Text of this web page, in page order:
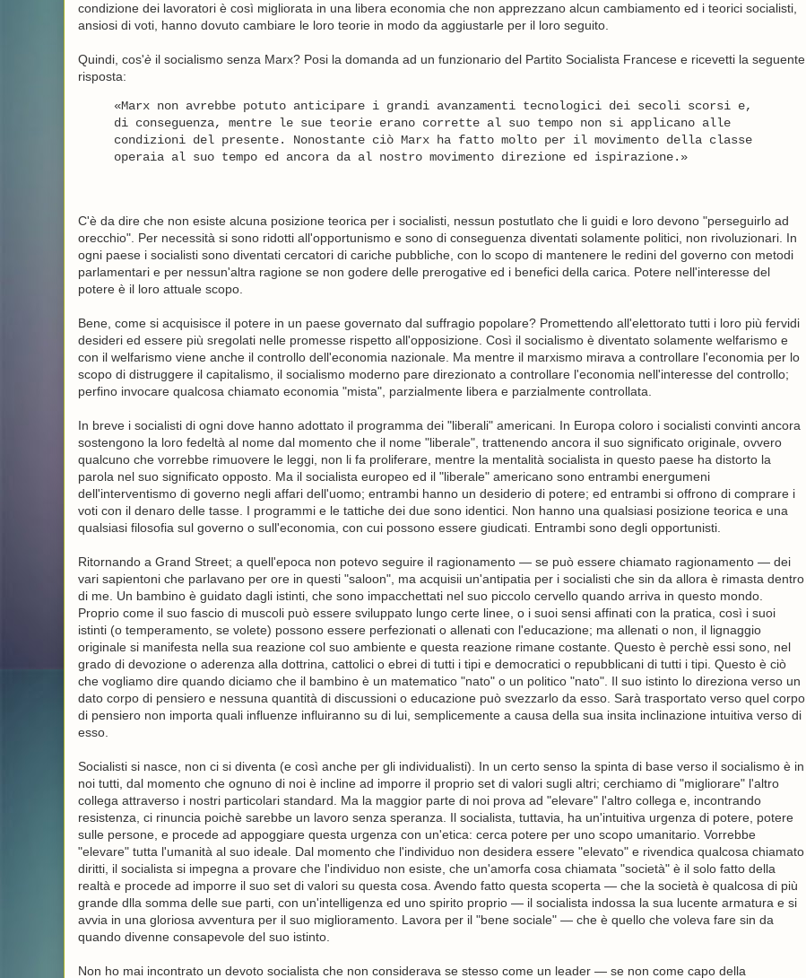
condizione dei lavoratori è così migliorata in una libera economia che non apprezzano alcun cambiamento ed i teorici socialisti,
ansiosi di voti, hanno dovuto cambiare le loro teorie in modo da aggiustarle per il loro seguito.
Quindi, cos'èil socialismo senza Marx? Posi la domanda ad un funzionario del Partito Socialista Francese e ricevetti la seguente
risposta:
«Marx non avrebbe potuto anticipare i grandi avanzamenti tecnologici dei secoli scorsi e,
di conseguenza, mentre le sue teorie erano corrette al suo tempo non si applicano alle
condizioni del presente. Nonostante ciò Marx ha fatto molto per il movimento della classe
operaia al suo tempo ed ancora da al nostro movimento direzione ed ispirazione.»
C'è da dire che non esiste alcuna posizione teorica per i socialisti, nessun postutlato che li guidi e loro devono "perseguirlo ad
orecchio". Per necessità si sono ridotti all'opportunismo e sono di conseguenza diventati solamente politici, non rivoluzionari. In
ogni paese i socialisti sono diventati cercatori di cariche pubbliche, con lo scopo di mantenere le redini del governo con metodi
parlamentari e per nessun'altra ragione se non godere delle prerogative ed i benefici della carica. Potere nell'interesse del
potere è il loro attuale scopo.
Bene, come si acquisisce il potere in un paese governato dal suffragio popolare? Promettendo all'elettorato tutti i loro più fervidi
desideri ed essere più sregolati nelle promesse rispetto all'opposizione. Così il socialismo è diventato solamente welfarismo e
con il welfarismo viene anche il controllo dell'economia nazionale. Ma mentre il marxismo mirava a controllare l'economia per lo
scopo di distruggere il capitalismo, il socialismo moderno pare direzionato a controllare l'economia nell'interesse del controllo;
perfino invocare qualcosa chiamato economia "mista", parzialmente libera e parzialmente controllata.
In breve i socialisti di ogni dove hanno adottato il programma dei "liberali" americani. In Europa coloro i socialisti convinti ancora
sostengono la loro fedeltà al nome dal momento che il nome "liberale", trattenendo ancora il suo significato originale, ovvero
qualcuno che vorrebbe rimuovere le leggi, non li fa proliferare, mentre la mentalità socialista in questo paese ha distorto la
parola nel suo significato opposto. Ma il socialista europeo ed il "liberale" americano sono entrambi energumeni
dell'interventismo di governo negli affari dell'uomo; entrambi hanno un desiderio di potere; ed entrambi si offrono di comprare i
voti con il denaro delle tasse. I programmi e le tattiche dei due sono identici. Non hanno una qualsiasi posizione teorica e una
qualsiasi filosofia sul governo o sull'economia, con cui possono essere giudicati. Entrambi sono degli opportunisti.
Ritornando a Grand Street; a quell'epoca non potevo seguire il ragionamento — se può essere chiamato ragionamento — dei
vari sapientoni che parlavano per ore in questi "saloon", ma acquisii un'antipatia per i socialisti che sin da allora è rimasta dentro
di me. Un bambino è guidato dagli istinti, che sono impacchettati nel suo piccolo cervello quando arriva in questo mondo.
Proprio come il suo fascio di muscoli può essere sviluppato lungo certe linee, o i suoi sensi affinati con la pratica, così i suoi
istinti (o temperamento, se volete) possono essere perfezionati o allenati con l'educazione; ma allenati o non, il lignaggio
originale si manifesta nella sua reazione col suo ambiente e questa reazione rimane costante. Questo è perchè essi sono, nel
grado di devozione o aderenza alla dottrina, cattolici o ebrei di tutti i tipi e democratici o repubblicani di tutti i tipi. Questo è ciò
che vogliamo dire quando diciamo che il bambino è un matematico "nato" o un politico "nato". Il suo istinto lo direziona verso un
dato corpo di pensiero e nessuna quantità di discussioni o educazione può svezzarlo da esso. Sarà trasportato verso quel corpo
di pensiero non importa quali influenze influiranno su di lui, semplicemente a causa della sua insita inclinazione intuitiva verso di
esso.
Socialisti si nasce, non ci si diventa (e così anche per gli individualisti). In un certo senso la spinta di base verso il socialismo è in
noi tutti, dal momento che ognuno di noi è incline ad imporre il proprio set di valori sugli altri; cerchiamo di "migliorare" l'altro
collega attraverso i nostri particolari standard. Ma la maggior parte di noi prova ad "elevare" l'altro collega e, incontrando
resistenza, ci rinuncia poichè sarebbe un lavoro senza speranza. Il socialista, tuttavia, ha un'intuitiva urgenza di potere, potere
sulle persone, e procede ad appoggiare questa urgenza con un'etica: cerca potere per uno scopo umanitario. Vorrebbe
"elevare" tutta l'umanità al suo ideale. Dal momento che l'individuo non desidera essere "elevato" e rivendica qualcosa chiamato
diritti, il socialista si impegna a provare che l'individuo non esiste, che un'amorfa cosa chiamata "società" è il solo fatto della
realtà e procede ad imporre il suo set di valori su questa cosa. Avendo fatto questa scoperta — che la società è qualcosa di più
grande dlla somma delle sue parti, con un'intelligenza ed uno spirito proprio — il socialista indossa la sua lucente armatura e si
avvia in una gloriosa avventura per il suo miglioramento. Lavora per il "bene sociale" — che è quello che voleva fare sin da
quando divenne consapevole del suo istinto.
Non ho mai incontrato un devoto socialista che non considerava se stesso come un leader — se non come capo della